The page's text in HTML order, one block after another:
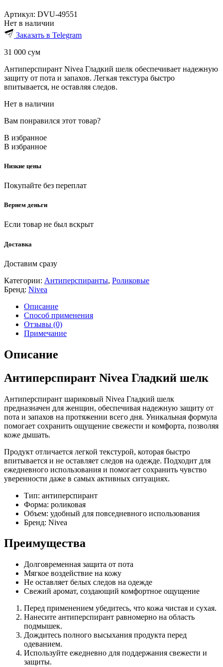
Артикул: DVU-49551
Нет в наличии
Заказать в Telegram
31 000 сум
Антиперспирант Nivea Гладкий шелк обеспечивает надежную
защиту от пота и запахов. Легкая текстура быстро
впитывается, не оставляя следов.
Нет в наличии
Вам понравился этот товар?
В избранное
В избранное
Низкие цены
Покупайте без переплат
Вернем деньги
Если товар не был вскрыт
Доставка
Доставим сразу
Категории: Антиперспиранты, Роликовые
Бренд: Nivea
Описание
Способ применения
Отзывы (0)
Примечание
Описание
Антиперспирант Nivea Гладкий шелк
Антиперспирант шариковый Nivea Гладкий шелк
предназначен для женщин, обеспечивая надежную защиту от
пота и запахов на протяжении всего дня. Уникальная формула
помогает сохранить ощущение свежести и комфорта, позволяя
коже дышать.
Продукт отличается легкой текстурой, которая быстро
впитывается и не оставляет следов на одежде. Подходит для
ежедневного использования и помогает сохранить чувство
уверенности даже в самых активных ситуациях.
Тип: антиперспирант
Форма: роликовая
Объем: удобный для повседневного использования
Бренд: Nivea
Преимущества
Долговременная защита от пота
Мягкое воздействие на кожу
Не оставляет белых следов на одежде
Свежий аромат, создающий комфортное ощущение
Перед применением убедитесь, что кожа чистая и сухая.
Нанесите антиперспирант равномерно на область
подмышек.
Дождитесь полного высыхания продукта перед
одеванием.
Используйте ежедневно для поддержания свежести и
защиты.